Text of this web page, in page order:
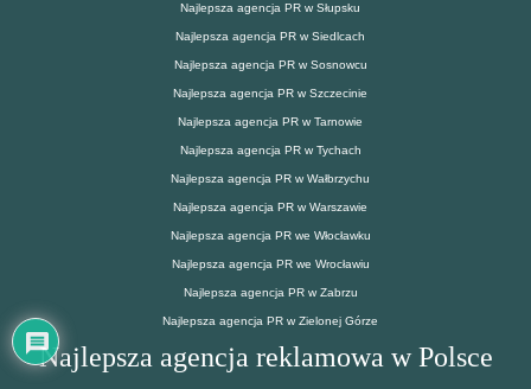
Najlepsza agencja PR w Słupsku
Najlepsza agencja PR w Siedlcach
Najlepsza agencja PR w Sosnowcu
Najlepsza agencja PR w Szczecinie
Najlepsza agencja PR w Tarnowie
Najlepsza agencja PR w Tychach
Najlepsza agencja PR w Wałbrzychu
Najlepsza agencja PR w Warszawie
Najlepsza agencja PR we Włocławku
Najlepsza agencja PR we Wrocławiu
Najlepsza agencja PR w Zabrzu
Najlepsza agencja PR w Zielonej Górze
Najlepsza agencja reklamowa w Polsce